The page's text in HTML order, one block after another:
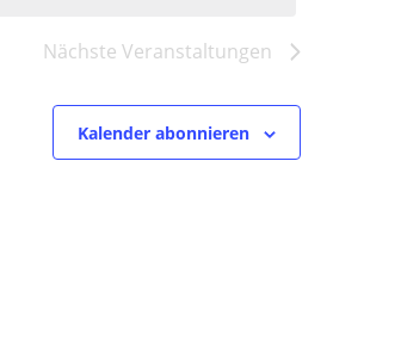
Nächste Veranstaltungen
Kalender abonnieren